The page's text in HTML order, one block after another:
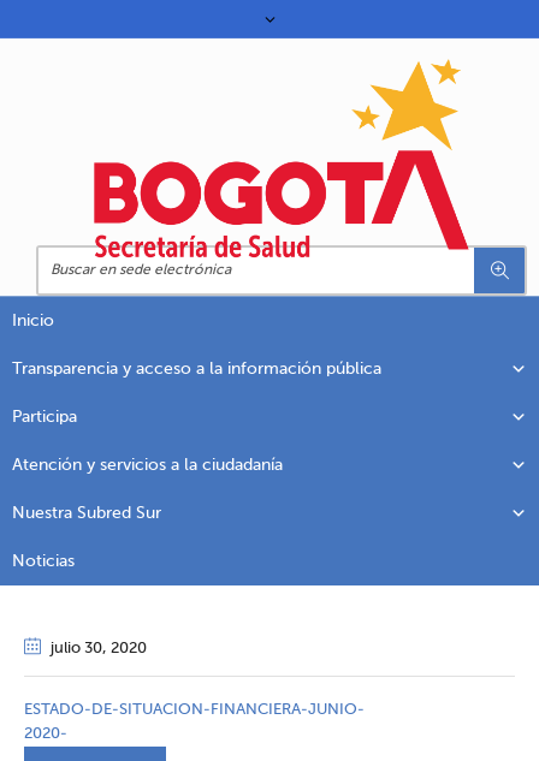
Inicio
Transparencia y acceso a la información pública
Participa
Atención y servicios a la ciudadanía
Nuestra Subred Sur
Noticias
julio 30, 2020
ESTADO-DE-SITUACION-FINANCIERA-JUNIO-
2020-